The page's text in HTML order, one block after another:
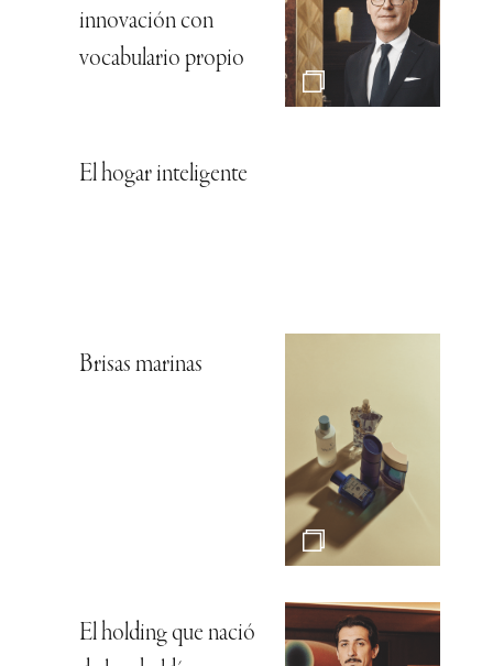
innovación con
vocabulario propio
El hogar inteligente
Brisas marinas
El holding que nació